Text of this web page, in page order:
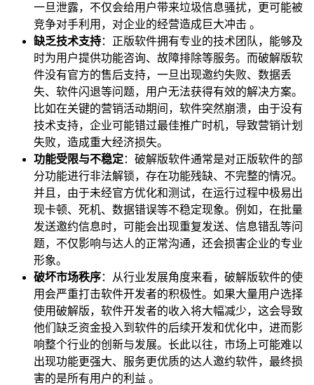
一旦泄露，不仅会给用户带来垃圾信息骚扰，更可能被
竞争对手利用，对企业的经营造成巨大冲击 。
缺乏技术支持：正版软件拥有专业的技术团队，能够及
时为用户提供功能咨询、故障排除等服务。而破解版软
件没有官方的售后支持，一旦出现邀约失败、数据丢
失、软件闪退等问题，用户无法获得有效的解决方案。
比如在关键的营销活动期间，软件突然崩溃，由于没有
技术支持，企业可能错过最佳推广时机，导致营销计划
失败，造成重大经济损失。
功能受限与不稳定：破解版软件通常是对正版软件的部
分功能进行非法解锁，存在功能残缺、不完整的情况。
并且，由于未经官方优化和测试，在运行过程中极易出
现卡顿、死机、数据错误等不稳定现象。例如，在批量
发送邀约信息时，可能会出现重复发送、信息错乱等问
题，不仅影响与达人的正常沟通，还会损害企业的专业
形象。
破坏市场秩序：从行业发展角度来看，破解版软件的使
用会严重打击软件开发者的积极性。如果大量用户选择
使用破解版，软件开发者的收入将大幅减少，这会导致
他们缺乏资金投入到软件的后续开发和优化中，进而影
响整个行业的创新与发展。长此以往，市场上可能难以
出现功能更强大、服务更优质的达人邀约软件，最终损
害的是所有用户的利益 。